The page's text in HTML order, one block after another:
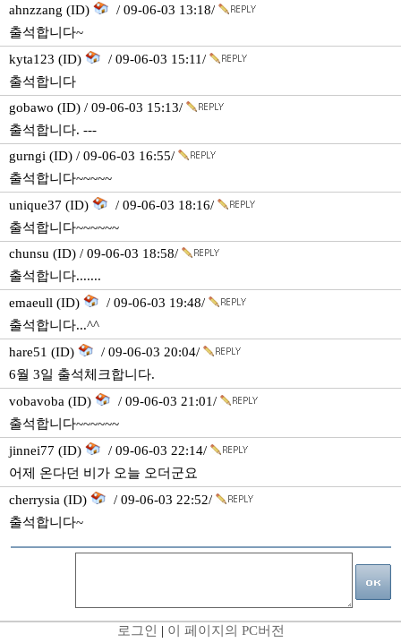
ahnzzang (ID)
/ 09-06-03 13:18/
출석합니다~
kyta123 (ID)
/ 09-06-03 15:11/
출석합니다
gobawo (ID) / 09-06-03 15:13/
출석합니다. ---
gurngi (ID) / 09-06-03 16:55/
출석합니다~~~~~
unique37 (ID)
/ 09-06-03 18:16/
출석합니다~~~~~~
chunsu (ID) / 09-06-03 18:58/
출석합니다.......
emaeull (ID)
/ 09-06-03 19:48/
출석합니다...^^
hare51 (ID)
/ 09-06-03 20:04/
6월 3일 출석체크합니다.
vobavoba (ID)
/ 09-06-03 21:01/
출석합니다~~~~~~
jinnei77 (ID)
/ 09-06-03 22:14/
어제 온다던 비가 오늘 오더군요
cherrysia (ID)
/ 09-06-03 22:52/
출석합니다~
로그인 | 이 페이지의 PC버전